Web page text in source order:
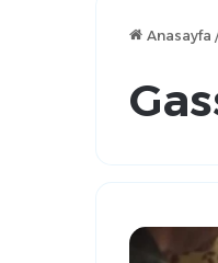
Anasayfa /